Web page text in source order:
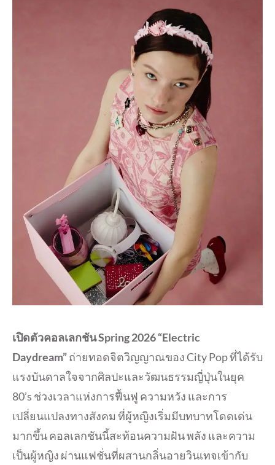
เปิดตัวคอลเลกชัน Spring 2026 “Electric
Daydream”ถ่ายทอดจิตวิญญาณของ City Pop ที่ได้รับ
แรงบันดาลใจจากศิลปะและวัฒนธรรมญี่ปุ่นในยุค
80’s ช่วงเวลาแห่งการฟื้นฟู ความหวัง และการ
เปลี่ยนแปลงทางสังคม ที่ผู้หญิงเริ่มมีบทบาทโดดเด่น
มากขึ้น คอลเลกชันนี้สะท้อนความฝัน พลัง และความ
เป็นผู้หญิง ผ่านแฟชั่นที่ผสานกลิ่นอายวินเทจเข้ากับ